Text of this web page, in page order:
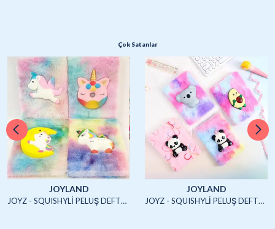
Çok Satanlar
JOYLAND
JOYZ - SQUISHYLİ PELUŞ DEFTER A5 (UNICORN2)-4/S
JOYLAND
JOYZ - SQUISHYLİ PELUŞ DEFTER A5 (HAYVANLAR)-4/S